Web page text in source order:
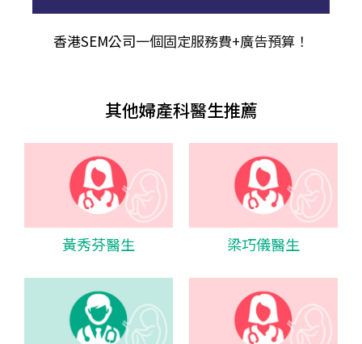
香港SEM公司一個固定服務費+廣告預算！
其他婦產科醫生推薦
黃秀芬醫生 梁巧儀醫生